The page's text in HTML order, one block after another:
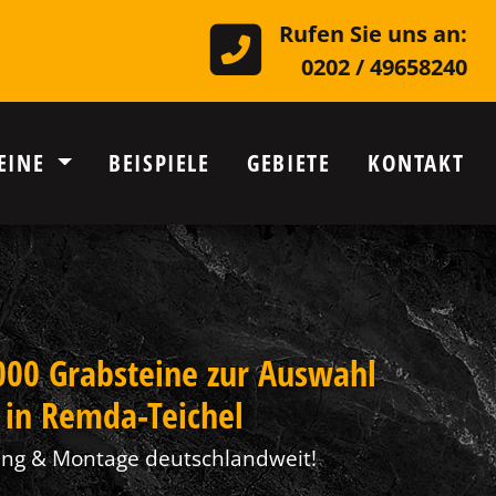
Rufen Sie uns an:
0202 / 49658240
BEISPIELE GEBIETE KONTAKT